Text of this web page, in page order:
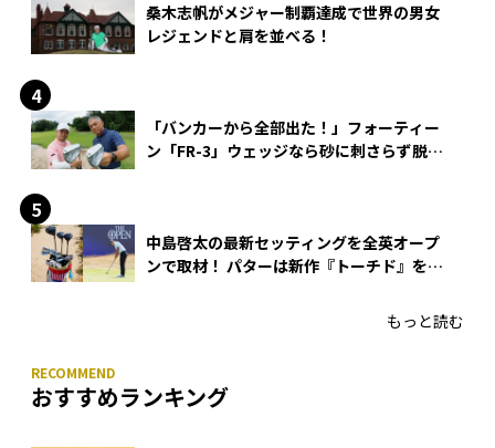
桑木志帆がメジャー制覇達成で世界の男女
レジェンドと肩を並べる！
「バンカーから全部出た！」フォーティー
ン「FR-3」ウェッジなら砂に刺さらず脱出
中島啓太の最新セッティングを全英オープ
ンで取材！ パターは新作『トーチド』を投
もっと読む
おすすめランキング